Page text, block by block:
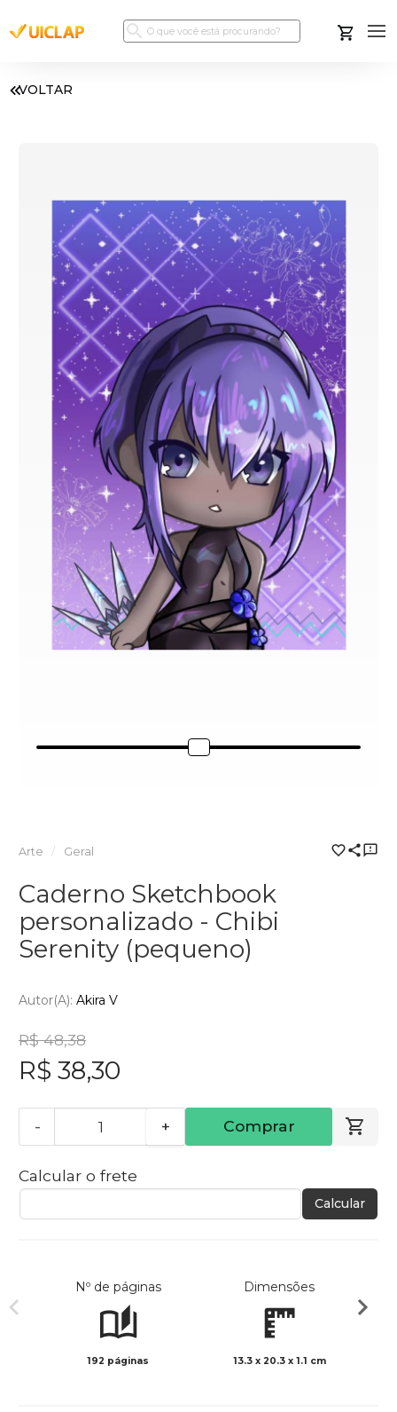
VOLTAR
Arte Geral
Caderno Sketchbook
personalizado - Chibi
Serenity (pequeno)
Autor(a): Akira V
R$ 48,38
R$ 38,30
- + Comprar
Calcular o frete
Calcular
Nº de páginas
192 páginas
Dimensões
13.3 x 20.3 x 1.1 cm